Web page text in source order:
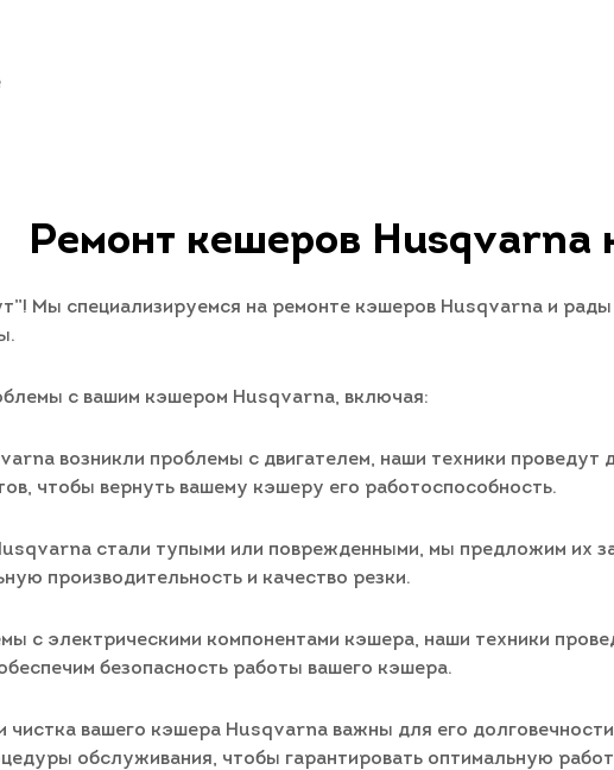
Ремонт кешеров Husqvarna
Мы специализируемся на ремонте кэшеров Husqvarna и
с вашим кэшером Husqvarna, включая:
возникли проблемы с двигателем, наши техники
чтобы вернуть вашему кэшеру его работоспособность.
стали тупыми или поврежденными, мы предложим их
производительность и качество резки.
с электрическими компонентами кэшера, наши техники
безопасность работы вашего кэшера.
чистка вашего кэшера Husqvarna важны для его
обслуживания, чтобы гарантировать оптимальную